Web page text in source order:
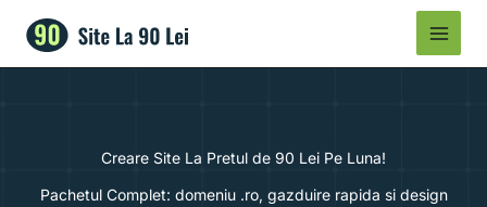
content
Creare Site La Pretul de 90 Lei Pe Luna!
Pachetul Complet: domeniu .ro, gazduire rapida si design